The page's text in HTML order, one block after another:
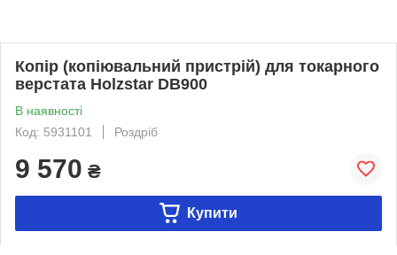
Копір (копіювальний пристрій) для токарного
верстата Holzstar DB900
В наявності
Код: 5931101
Роздріб
9 570 ₴
Купити